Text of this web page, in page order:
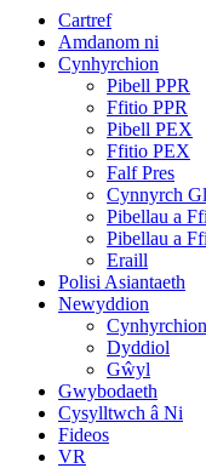
Cartref
Amdanom ni
Cynhyrchion
Pibell PPR
Ffitio PPR
Pibell PEX
Ffitio PEX
Falf Pres
Cynnyrch
Pibellau a
Pibellau a
Eraill
Polisi Asiantaeth
Newyddion
Cynhyrchion
Dyddiol
Gŵyl
Gwybodaeth
Cysylltwch â Ni
Fideos
VR